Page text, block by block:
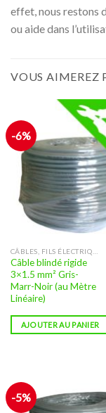
effet, nous restons
ou aide dans
VOUS AIMEREZ
-6%
Câble blindé rigide
3×1.5 mm² Gris-
Marr-Noir (au Mètre
Linéaire)
AJOUTER AU PANIER
-5%